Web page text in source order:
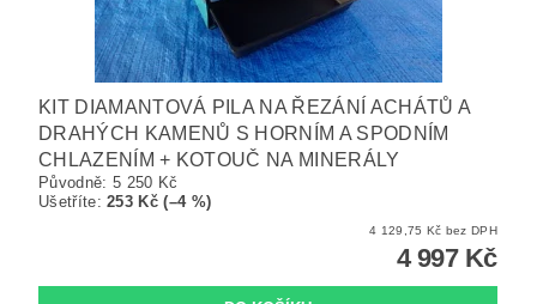
KIT DIAMANTOVÁ PILA NA ŘEZÁNÍ ACHÁTŮ A
DRAHÝCH KAMENŮ S HORNÍM A SPODNÍM
CHLAZENÍM + KOTOUČ NA MINERÁLY
Původně: 5 250 Kč
Ušetříte:253 Kč (–4 %)
4 129,75 Kč bez DPH
4 997 Kč